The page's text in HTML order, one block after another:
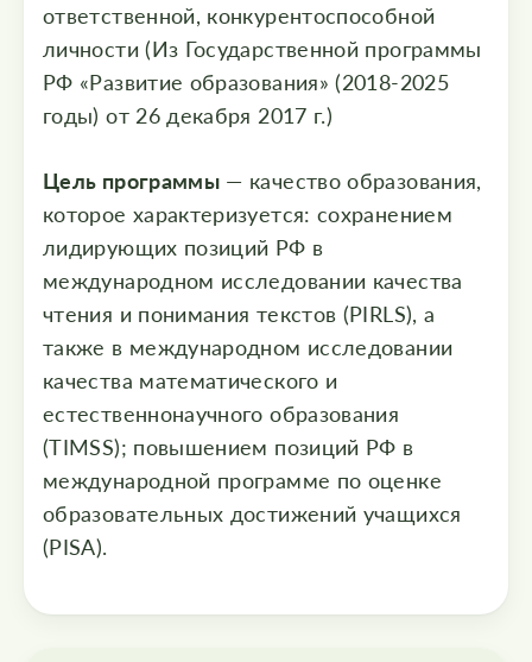
ответственной, конкурентоспособной
личности (Из Государственной программы
РФ «Развитие образования» (2018-2025
годы) от 26 декабря 2017 г.)
Цель программы — качество образования,
которое характеризуется: сохранением
лидирующих позиций РФ в
международном исследовании качества
чтения и понимания текстов (PIRLS), а
также в международном исследовании
качества математического и
естественнонаучного образования
(TIMSS); повышением позиций РФ в
международной программе по оценке
образовательных достижений учащихся
(PISA).